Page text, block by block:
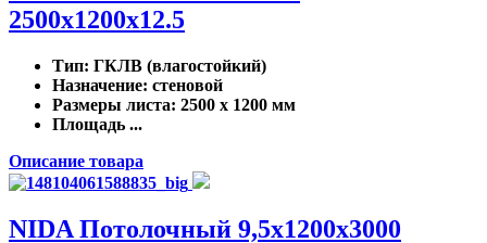
2500х1200х12.5
Тип: ГКЛВ (влагостойкий)
Назначение: стеновой
Размеры листа: 2500 x 1200 мм
Площадь ...
Описание товара
NIDA Потолочный 9,5х1200х3000